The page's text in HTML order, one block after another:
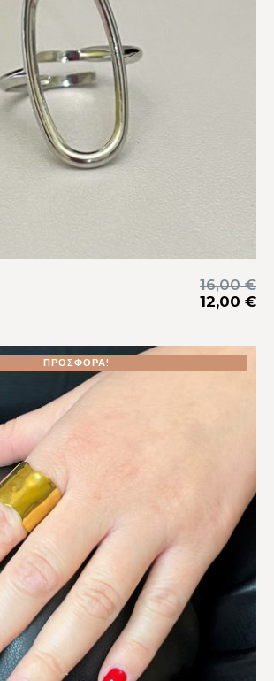
16,00€
12,00 €
ΠΡΟΣΦΟΡΆ!